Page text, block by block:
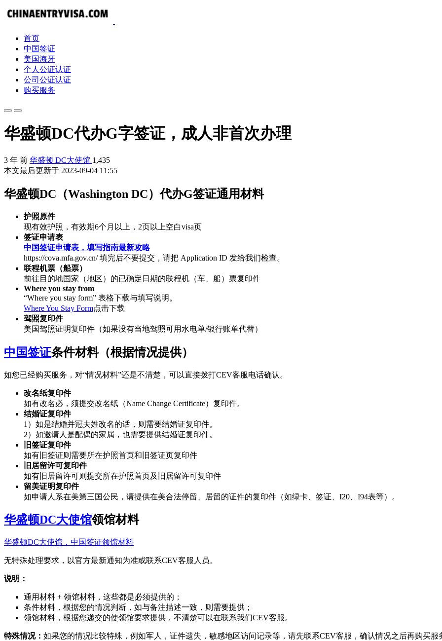
首页
中国签证
美国海牙
个人公证认证
公司公证认证
购买服务
华盛顿DC代办G字签证，成人非首次办理
3 年 前 华盛顿 DC大使馆 1,435
本文最后更新于 2023-09-04 11:55
华盛顿DC（Washington DC）代办G签证通用材料
护照原件
现有效护照，有效期6个月以上，2页以上空白visa页
签证申请表
中国签证申请表，填写指南最新攻略
https://cova.mfa.gov.cn/ 填完后不要提交，请把 Application ID 发给我们检查。
联程机票（船票）
前往目的地国家（地区）的已确定日期的联程机（车、船）票复印件
Where you stay from
“Where you stay form” 表格下载与填写说明。
Where You Stay Form点击下载
驾照复印件
美国驾照证明复印件（如果没有当地驾照可用水电单/银行账单代替）
中国签证条件材料（根据情况提供）
如您已经购买服务，对“情况材料”还是不清楚，可以直接拨打CEV客服电话确认。
改名纸复印件
如有改名必，须提交改名纸（Name Change Certificate）复印件。
结婚证复印件
1）如是结婚并冠夫姓改名的话，则需要结婚证复印件。
2）如邀请人是配偶的家属，也需要提供结婚证复印件。
旧签证复印件
如有旧签证则需要所在护照首页和旧签证页复印件
旧居留许可复印件
如有旧居留许可则提交所在护照首页及旧居留许可复印件
留美证明复印件
如申请人系在美第三国公民，请提供在美合法停留、居留的证件的复印件（如绿卡、签证、I20、I94表等）。
华盛顿DC大使馆领馆材料
华盛顿DC大使馆，中国签证领馆材料
无特殊处理要求，以官方最新通知为准或联系CEV客服人员。
说明：
通用材料 + 领馆材料，这些都是必须提供的；
条件材料，根据您的情况判断，如与备注描述一致，则需要提供；
领馆材料，根据您递交的使领馆要求提供，不清楚可以在联系我们CEV客服。
特殊情况： 如果您的情况比较特殊，例如军人，证件遗失，敏感地区访问记录等，请先联系CEV客服，确认情况之后再购买服